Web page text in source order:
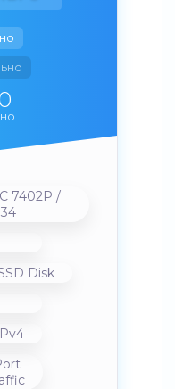
7402P /
Disk